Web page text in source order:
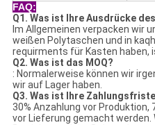
FAQ:
Q1. Was ist Ihre Ausdrücke
Im Allgemeinen verpacken wir
weißen Polytaschen und in
requirments für Kasten haben,
Q2. Was ist das MOQ?
: Normalerweise können wir
wir auf Lager haben.
Q3. Was ist Ihre
30% Anzahlung vor
vor Lieferung gemacht werden.